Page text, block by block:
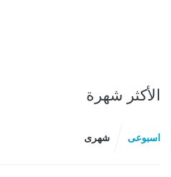
الأكثر شهرة
اسبوعى شهرى